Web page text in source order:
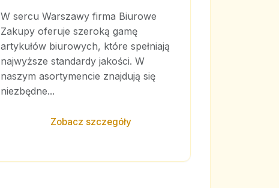
W sercu Warszawy firma Biurowe
Zakupy oferuje szeroką gamę
artykułów biurowych, które spełniają
najwyższe standardy jakości. W
naszym asortymencie znajdują się
niezbędne...
Zobacz szczegóły